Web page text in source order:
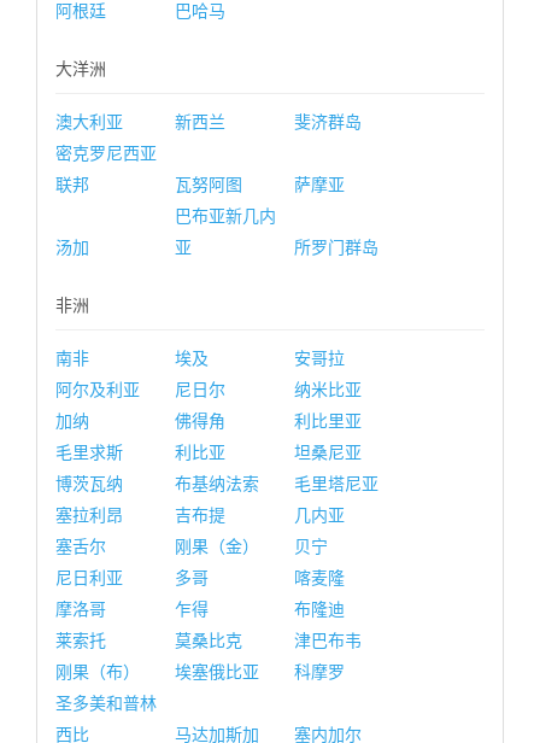
阿根廷
巴哈马
大洋洲
澳大利亚 新西兰
斐济群岛
密克罗尼西亚
联邦
瓦努阿图 萨摩亚
汤加
巴布亚新几内
亚
所罗门群岛
非洲
南非 埃及
安哥拉
阿尔及利亚
尼日尔
纳米比亚
加纳
佛得角
利比里亚
毛里求斯
利比亚
坦桑尼亚
博茨瓦纳
布基纳法索
毛里塔尼亚
塞拉利昂
吉布提
几内亚
塞舌尔
刚果（金）
贝宁
尼日利亚
多哥
喀麦隆
摩洛哥
乍得
布隆迪
莱索托
莫桑比克
津巴布韦
刚果（布）
埃塞俄比亚
科摩罗
圣多美和普林
西比
马达加斯加 塞内加尔